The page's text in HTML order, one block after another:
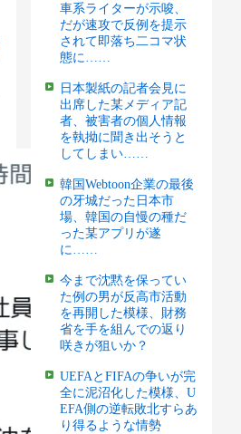
車系ライターが示唆、
だが速攻で反例を提示
されて即落ち二コマ状
態に……
日本製紙の記者会見に
出席した某メディア記
者、被害者の個人情報
を執拗に聞き出そうと
してしまい……
韓国Webtoon企業の最後
の牙城だった日本市
場、韓国の自慢の種だ
った某アプリが遂
に……
今まで沈黙を保ってい
た例の男が反高市活動
を再開した模様、財務
省を手を組んでの返り
咲きが狙いか？
UEFAとFIFAの争いが完
全に泥沼化した模様、U
EFA側の逆転敗北すらあ
り得るような情勢